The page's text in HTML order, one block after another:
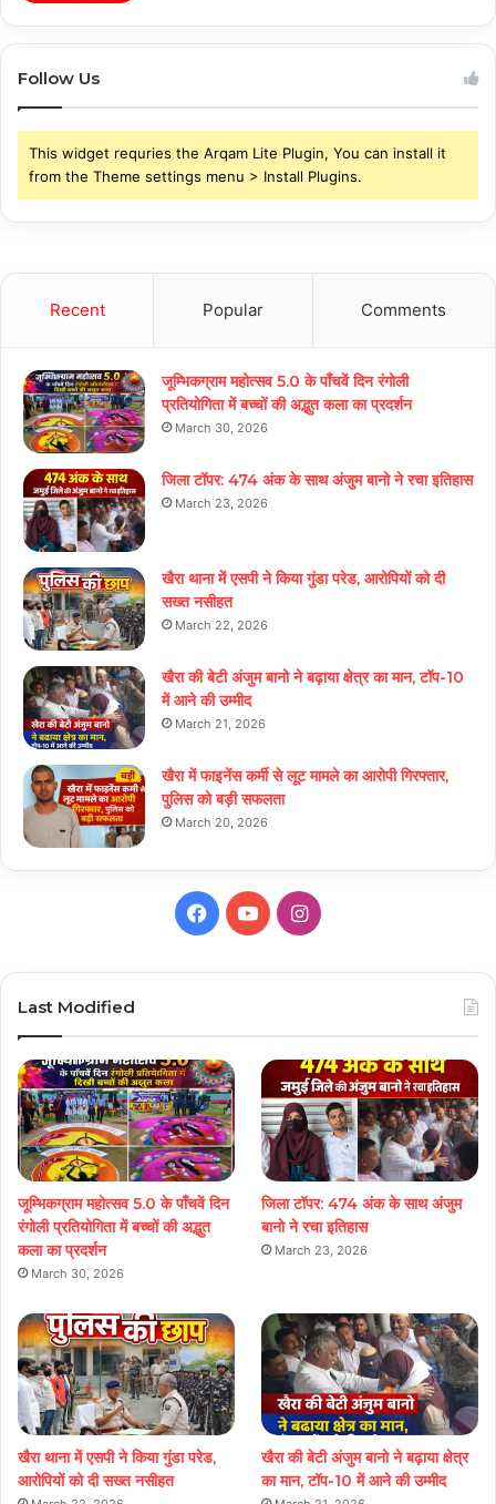
Follow Us
This widget requries the Arqam Lite Plugin, You can install it
from the Theme settings menu > Install Plugins.
Recent Popular Comments
जूम्भिकग्राम महोत्सव 5.0 के पाँचवें दिन रंगोली
प्रतियोगिता में बच्चों की अद्भुत कला का प्रदर्शन
March 30, 2026
जिला टॉपर: 474 अंक के साथ अंजुम बानो ने रचा इतिहास
March 23, 2026
खैरा थाना में एसपी ने किया गुंडा परेड, आरोपियों को दी
सख्त नसीहत
March 22, 2026
खैरा की बेटी अंजुम बानो ने बढ़ाया क्षेत्र का मान, टॉप-10
में आने की उम्मीद
March 21, 2026
खैरा में फाइनेंस कर्मी से लूट मामले का आरोपी गिरफ्तार,
पुलिस को बड़ी सफलता
March 20, 2026
Facebook
YouTubeInstagram
Last Modified
जूम्भिकग्राम महोत्सव 5.0 के पाँचवें दिन
रंगोली प्रतियोगिता में बच्चों की अद्भुत
कला का प्रदर्शन
March 30, 2026
जिला टॉपर: 474 अंक के साथ अंजुम
बानो ने रचा इतिहास
March 23, 2026
खैरा थाना में एसपी ने किया गुंडा परेड,
आरोपियों को दी सख्त नसीहत
खैरा की बेटी अंजुम बानो ने बढ़ाया क्षेत्र
का मान, टॉप-10 में आने की उम्मीद